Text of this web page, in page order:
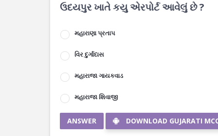
ઉદયપુર ખાતે કયુ એરપોર્ટ આવેલું છે ?
મહારાણા પ્રતાપ
વિર દુર્ગાદાસ
મહારાજા ગાયકવાડ
મહારાજા શિવાજી
ANSWER DOWNLOAD GUJARATI